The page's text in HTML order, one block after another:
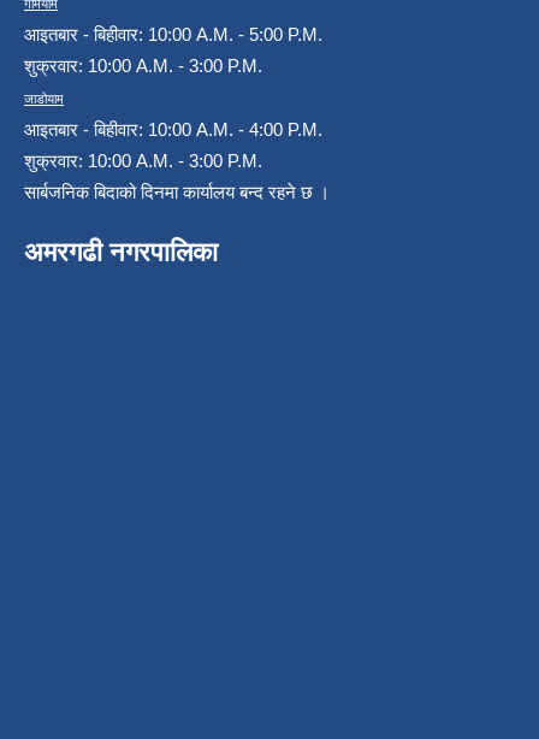
गर्मियाम
आइतबार - बिहीवार: 10:00 A.M. - 5:00 P.M.
शुक्रवार: 10:00 A.M. - 3:00 P.M.
जाडोयाम
आइतबार - बिहीवार: 10:00 A.M. - 4:00 P.M.
शुक्रवार: 10:00 A.M. - 3:00 P.M.
सार्बजनिक बिदाको दिनमा कार्यालय बन्द रहने छ ।
अमरगढी नगरपालिका